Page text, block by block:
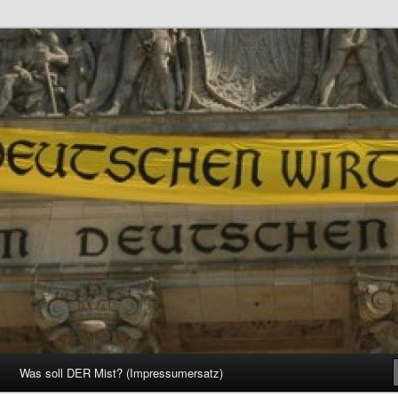
Was soll DER Mist? (Impressumersatz)